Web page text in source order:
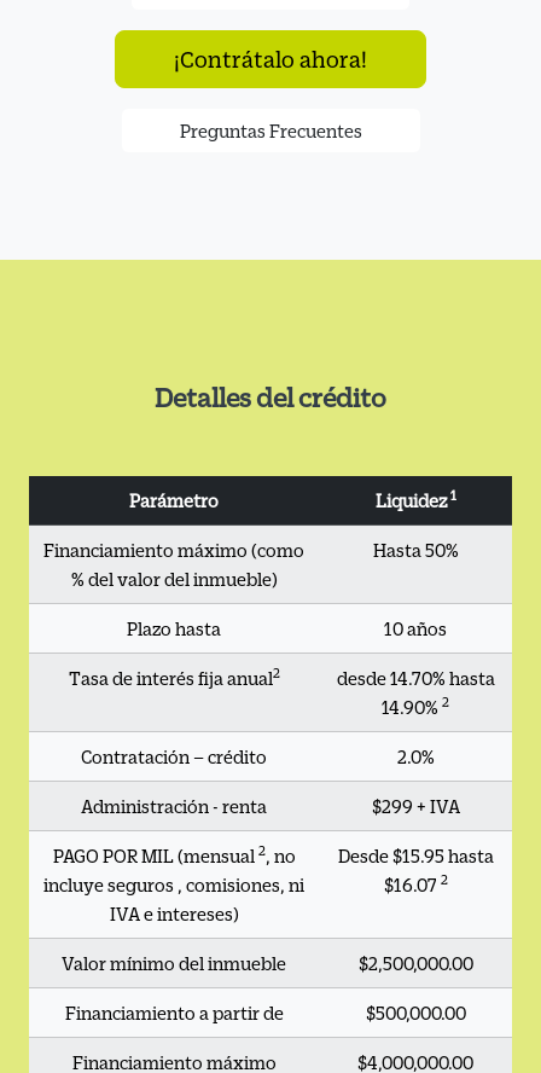
¡Contrátalo ahora!
Preguntas Frecuentes
Detalles del crédito
Parámetro Liquidez1
Financiamiento máximo (como
% del valor del inmueble)
Hasta 50%
Plazo hasta 10 años
Tasa de interés fija anual2
desde 14.70% hasta
14.90% 2
Contratación – crédito 2.0%
Administración - renta $299 + IVA
PAGO POR MIL (mensual 2, no
incluye seguros , comisiones, ni
IVA e intereses)
Desde $15.95 hasta
$16.07 2
Valor mínimo del inmueble $2,500,000.00
Financiamiento a partir de $500,000.00
Financiamiento máximo $4,000,000.00